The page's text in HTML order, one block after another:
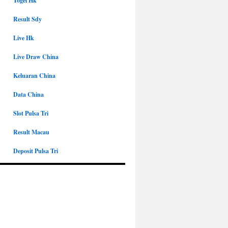
Result Sdy
Live Hk
Live Draw China
Keluaran China
Data China
Slot Pulsa Tri
Result Macau
Deposit Pulsa Tri